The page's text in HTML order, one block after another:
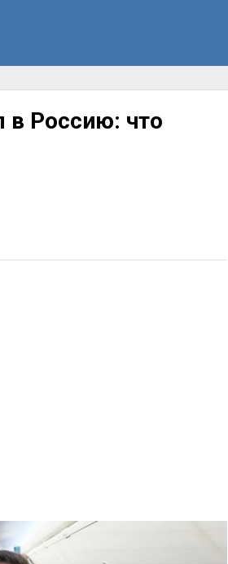
в Россию: что